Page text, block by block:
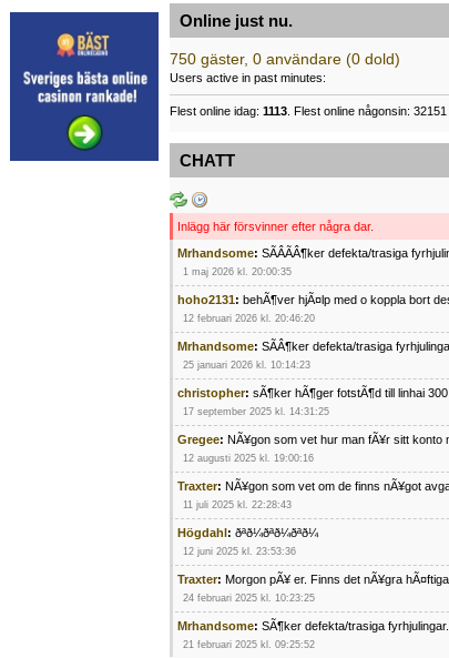
Online just nu.
750 gäster, 0 användare (0 dold)
Users active in past minutes:
Flest online idag: 1113 . Flest online någonsin:
CHATT
Inlägg här försvinner efter några dar.
Mrhandsome: SÃÂÃÂ¶ker defekta/trasiga
1 maj 2026 kl. 20:00:35
hoho2131: behÃ¶ver hjÃ¤lp med o koppla bort
12 februari 2026 kl. 20:46:20
Mrhandsome: SÃÂ¶ker defekta/trasiga
25 januari 2026 kl. 10:14:23
christopher: sÃ¶ker hÃ¶ger fotstÃ¶d till linhai
17 september 2025 kl. 14:31:25
Gregee: NÃ¥gon som vet hur man fÃ¥r sitt konto
12 augusti 2025 kl. 19:00:16
Traxter: NÃ¥gon som vet om de finns nÃ¥got
11 juli 2025 kl. 22:28:43
Högdahl: ðªð¼ðªð¼ðªð¼
12 juni 2025 kl. 23:53:36
Traxter: Morgon pÃ¥ er. Finns det nÃ¥gra
24 februari 2025 kl. 10:23:25
Mrhandsome: SÃ¶ker defekta/trasiga
21 februari 2025 kl. 09:25:52